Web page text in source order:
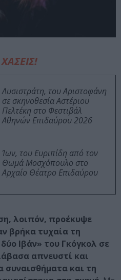
Λυσιστράτη, του Αριστοφάνη
σε σκηνοθεσία Αστέριου
Πελτέκη στο Φεστιβάλ
Αθηνών Επιδαύρου 2026
Ίων, του Ευριπίδη από τον
Θωμά Μοσχόπουλο στο
Αρχαίο Θέατρο Επιδαύρου
λοιπόν, προέκυψε
βρήκα τυχαία τη
Ιβάν» του Γκόγκολ σε
απνευστί και
συναισθήματα και τη